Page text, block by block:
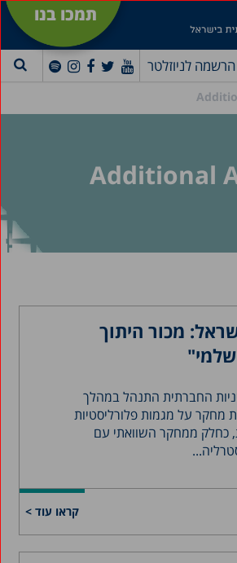
תמכו בנו
הרשמה לניוזלטר
Additional
מכור היתוך
החברתית התנהל במהלך
מחקר על מגמות פלורליסטיות
כחלק ממחקר השוואתי עם
קראו עוד >